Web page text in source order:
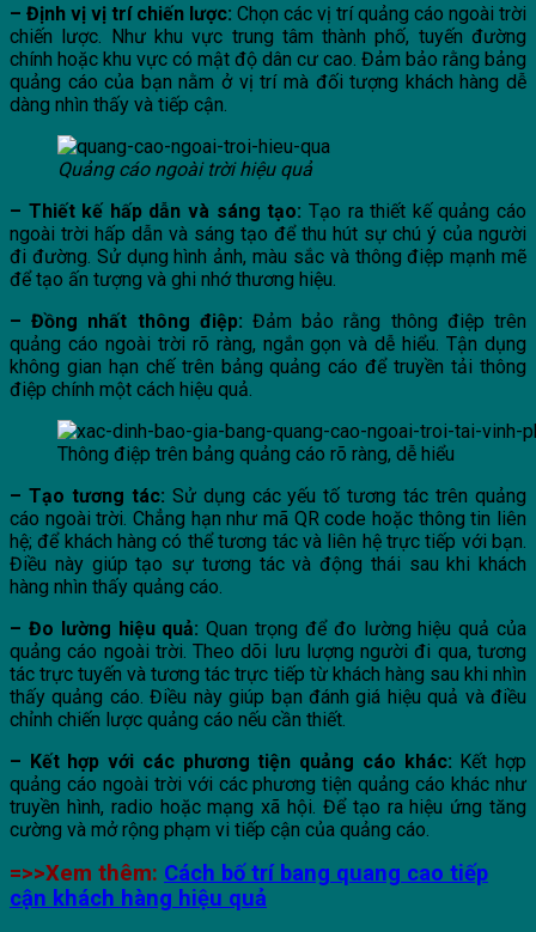
– Định vị vị trí chiến lược: Chọn các vị trí quảng cáo ngoài trời
chiến lược. Như khu vực trung tâm thành phố, tuyến đường
chính hoặc khu vực có mật độ dân cư cao. Đảm bảo rằng bảng
quảng cáo của bạn nằm ở vị trí mà đối tượng khách hàng dễ
dàng nhìn thấy và tiếp cận.
Quảng cáo ngoài trời hiệu quả
– Thiết kế hấp dẫn và sáng tạo: Tạo ra thiết kế quảng cáo
ngoài trời hấp dẫn và sáng tạo để thu hút sự chú ý của người
đi đường. Sử dụng hình ảnh, màu sắc và thông điệp mạnh mẽ
để tạo ấn tượng và ghi nhớ thương hiệu.
– Đồng nhất thông điệp: Đảm bảo rằng thông điệp trên
quảng cáo ngoài trời rõ ràng, ngắn gọn và dễ hiểu. Tận dụng
không gian hạn chế trên bảng quảng cáo để truyền tải thông
điệp chính một cách hiệu quả.
Thông điệp trên bảng quảng cáo rõ ràng, dễ hiểu
– Tạo tương tác: Sử dụng các yếu tố tương tác trên quảng
cáo ngoài trời. Chẳng hạn như mã QR code hoặc thông tin liên
hệ; để khách hàng có thể tương tác và liên hệ trực tiếp với bạn.
Điều này giúp tạo sự tương tác và động thái sau khi khách
hàng nhìn thấy quảng cáo.
– Đo lường hiệu quả:Quan trọng để đo lường hiệu quả của
quảng cáo ngoài trời. Theo dõi lưu lượng người đi qua, tương
tác trực tuyến và tương tác trực tiếp từ khách hàng sau khi nhìn
thấy quảng cáo. Điều này giúp bạn đánh giá hiệu quả và điều
chỉnh chiến lược quảng cáo nếu cần thiết.
– Kết hợp với các phương tiện quảng cáo khác: Kết hợp
quảng cáo ngoài trời với các phương tiện quảng cáo khác như
truyền hình, radio hoặc mạng xã hội. Để tạo ra hiệu ứng tăng
cường và mở rộng phạm vi tiếp cận của quảng cáo.
=>>Xem thêm: Cách bố trí bang quang cao tiếp
cận khách hàng hiệu quả